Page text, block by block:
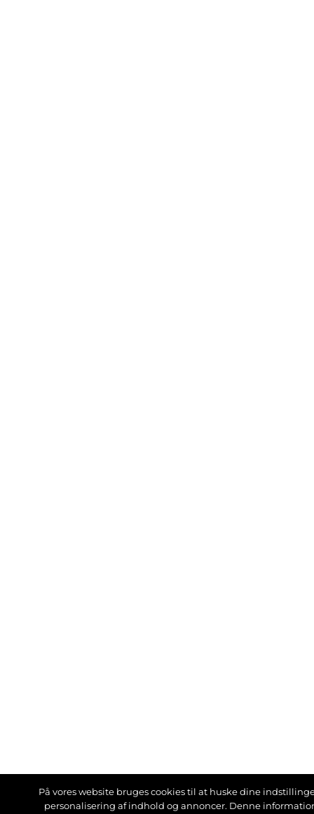
På vores website bruges cookies til at huske dine
personalisering af indhold og annoncer. Denne